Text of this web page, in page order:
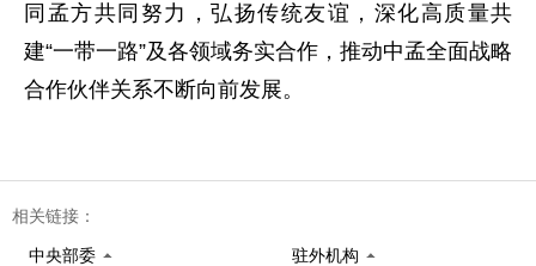
同孟方共同努力，弘扬传统友谊，深化高质量共
建“一带一路”及各领域务实合作，推动中孟全面战略
合作伙伴关系不断向前发展。
相关链接：
中央部委 驻外机构